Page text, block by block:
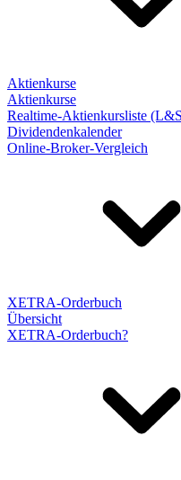
Aktienkurse
Aktienkurse
Realtime-Aktienkursliste
Dividendenkalender
Online-Broker-Vergleich
XETRA-Orderbuch
Übersicht
XETRA-Orderbuch?